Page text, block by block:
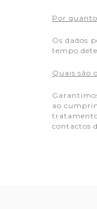
Por
Os dados
tempo
Quais são
ao
contactos